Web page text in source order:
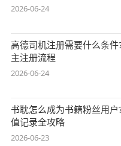
2026-06-24
高德司机注册需要什么条
主注册流程
2026-06-24
书耽怎么成为书籍粉丝用
值记录全攻略
2026-06-23